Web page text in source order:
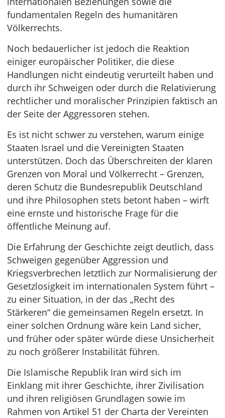
fundamentalen Regeln des humanitären
Völkerrechts.
Noch bedauerlicher ist jedoch die Reaktion
einiger europäischer Politiker, die diese
Handlungen nicht eindeutig verurteilt haben und
durch ihr Schweigen oder durch die Relativierung
rechtlicher und moralischer Prinzipien faktisch an
der Seite der Aggressoren stehen.
Es ist nicht schwer zu verstehen, warum einige
Staaten Israel und die Vereinigten Staaten
unterstützen. Doch das Überschreiten der klaren
Grenzen von Moral und Völkerrecht – Grenzen,
deren Schutz die Bundesrepublik Deutschland
und ihre Philosophen stets betont haben – wirft
eine ernste und historische Frage für die
öffentliche Meinung auf.
Die Erfahrung der Geschichte zeigt deutlich, dass
Schweigen gegenüber Aggression und
Kriegsverbrechen letztlich zur Normalisierung der
Gesetzlosigkeit im internationalen System führt –
zu einer Situation, in der das „Recht des
Stärkeren“ die gemeinsamen Regeln ersetzt. In
einer solchen Ordnung wäre kein Land sicher,
und früher oder später würde diese Unsicherheit
zu noch größerer Instabilität führen.
Die Islamische Republik Iran wird sich im
Einklang mit ihrer Geschichte, ihrer Zivilisation
und ihren religiösen Grundlagen sowie im
Rahmen von Artikel 51 der Charta der Vereinten